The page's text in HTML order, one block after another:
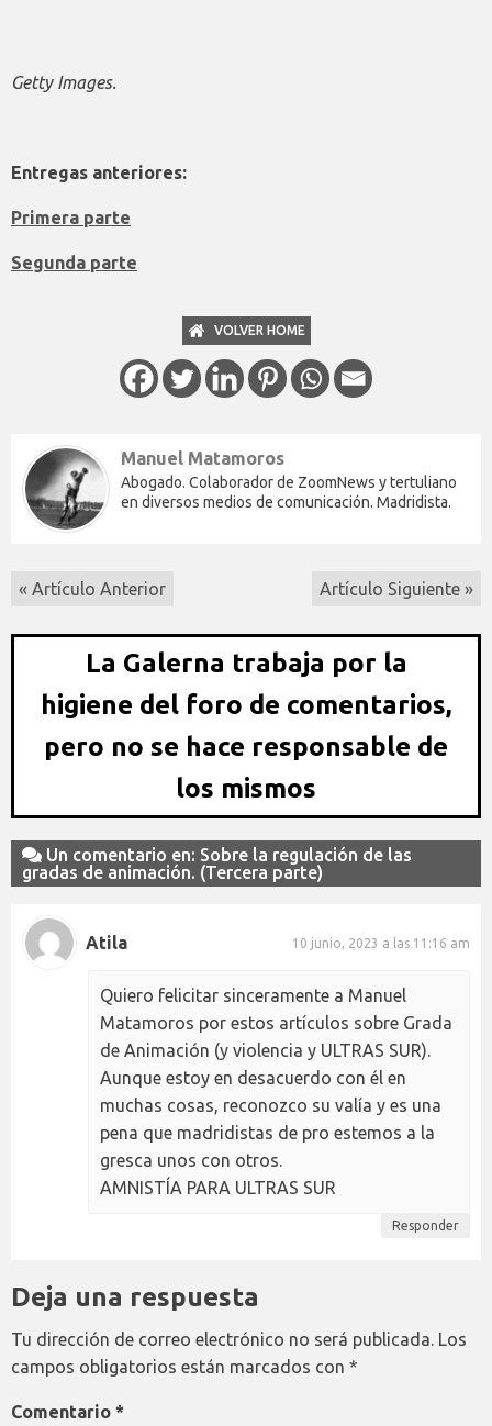
Getty Images.
Entregas anteriores:
Primera parte
Segunda parte
VOLVER HOME
Manuel Matamoros
Abogado. Colaborador de ZoomNews y tertuliano
en diversos medios de comunicación. Madridista.
« Artículo Anterior Artículo Siguiente »
La Galerna trabaja por la
higiene del foro de comentarios,
pero no se hace responsable de
los mismos
Un comentario en: Sobre la regulación de las
gradas de animación. (Tercera parte)
Atila 10 junio, 2023 a las 11:16 am
Quiero felicitar sinceramente a Manuel
Matamoros por estos artículos sobre Grada
de Animación (y violencia y ULTRAS SUR).
Aunque estoy en desacuerdo con él en
muchas cosas, reconozco su valía y es una
pena que madridistas de pro estemos a la
gresca unos con otros.
AMNISTÍA PARA ULTRAS SUR
Responder
Deja una respuesta
Tu dirección de correo electrónico no será publicada. Los
campos obligatorios están marcados con *
Comentario *